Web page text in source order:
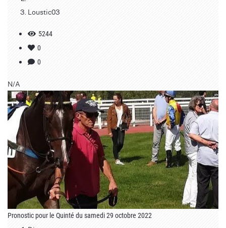
Loustic03
5244
0
0
N/A
Pronostic pour le Quinté du samedi 29 octobre 2022